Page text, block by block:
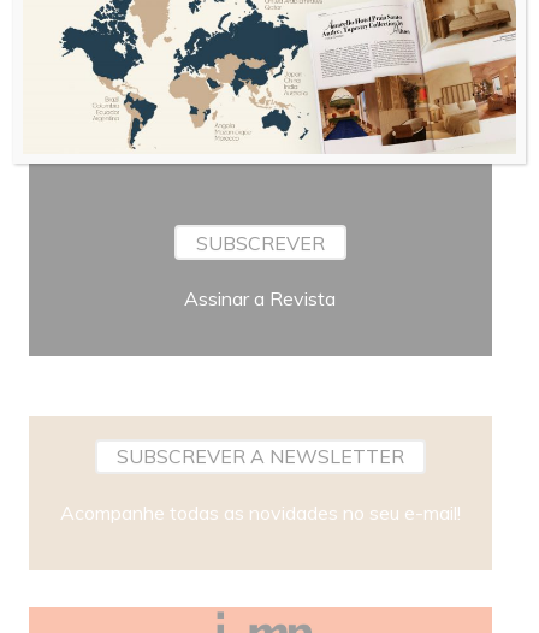
Bimestral
Periodicidade
SUBSCREVER
Assinar a Revista
SUBSCREVER A NEWSLETTER
Acompanhe todas as novidades no seu e-mail!